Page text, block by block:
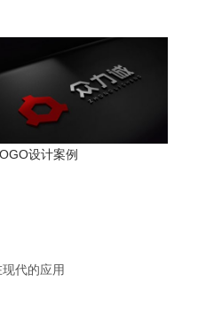
设计案例
代的应用